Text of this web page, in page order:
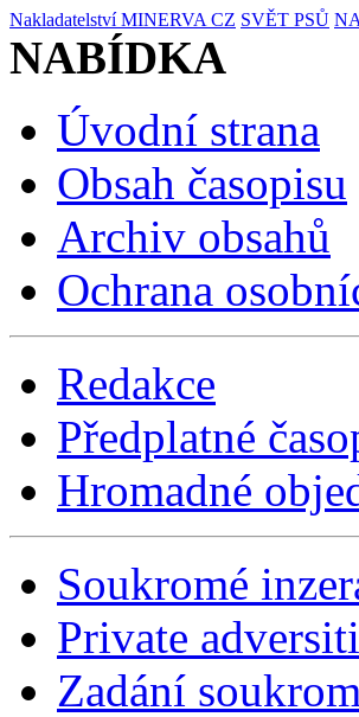
Nakladatelství MINERVA CZ SVĚT PSŮ
NABÍDKA
Úvodní strana
Obsah časopisu
Archiv obsahů
Ochrana
Redakce
Předplatné
Hromadné
Soukromé
Private
Zadání